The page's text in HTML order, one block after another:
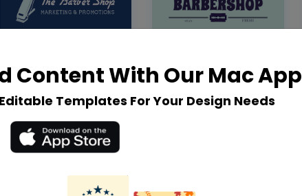
Content With Our Mac App
Templates For Your Design Needs